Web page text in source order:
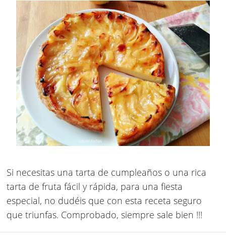
Si necesitas una tarta de cumpleaños o una rica
tarta de fruta fácil y rápida, para una fiesta
especial, no dudéis que con esta receta seguro
que triunfas. Comprobado, siempre sale bien !!!